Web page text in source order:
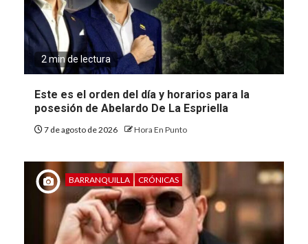
2 min de lectura
Este es el orden del día y horarios para la
posesión de Abelardo De La Espriella
7 de agosto de 2026 Hora En Punto
BARRANQUILLA CRÓNICAS